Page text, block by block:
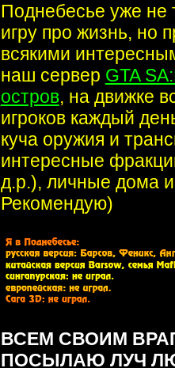
Поднебесье уже не
игру про жизнь, но
всякими
наш сервер GTA
остров, на движке
игроков каждый
куча оружия и
интересные
д.р.), личные дома
Рекомендую)
ВСЕМ СВОИМ
ПОСЫЛАЮ ЛУЧ